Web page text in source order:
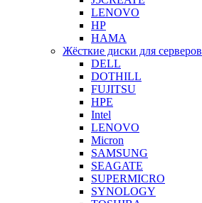
LENOVO
HP
HAMA
Жёсткие диски для серверов
DELL
DOTHILL
FUJITSU
HPE
Intel
LENOVO
Micron
SAMSUNG
SEAGATE
SUPERMICRO
SYNOLOGY